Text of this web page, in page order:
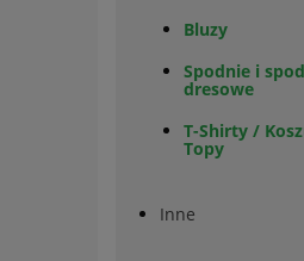
Bluzy
Spodnie i
dresowe
T-Shirty /
Topy
Inne